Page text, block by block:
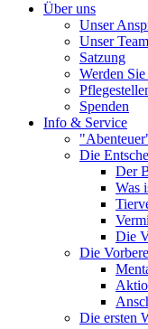
Über uns
Unser
Unser Team
Satzung
Werden
Spenden
Info & Service
Die
Der
Was
Die
Die
Die ersten